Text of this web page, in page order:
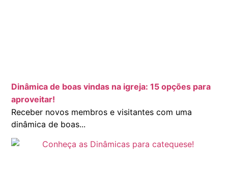
Dinâmica de boas vindas na igreja: 15 opções para
aproveitar!
Receber novos membros e visitantes com uma
dinâmica de boas...